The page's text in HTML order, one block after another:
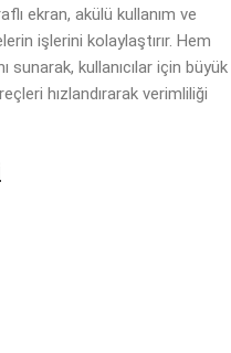
ekran, akülü kullanım ve
işlerini kolaylaştırır. Hem
sunarak, kullanıcılar için büyük
hızlandırarak verimliliği